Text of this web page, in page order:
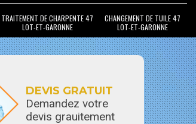
TRAITEMENT DE CHARPENTE 47
LOT-ET-GARONNE
CHANGEMENT DE TUILE 47
LOT-ET-GARONNE
DEVIS GRATUIT
Demandez votre
devis grauitement